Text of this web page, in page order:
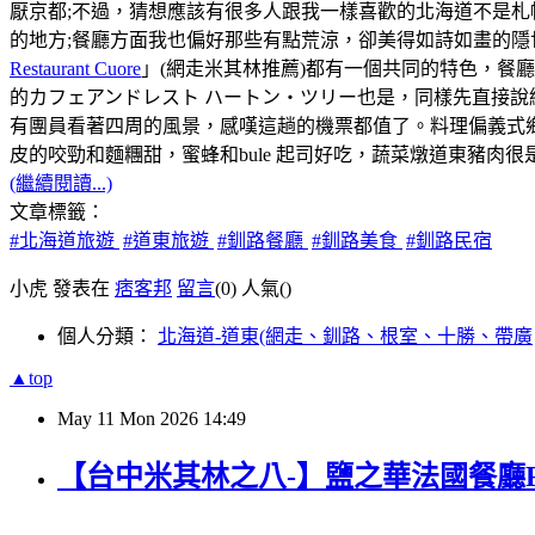
厭京都;不過，猜想應該有很多人跟我一樣喜歡的北海道不是
的地方;餐廳方面我也偏好那些有點荒涼，卻美得如詩如畫的
Restaurant Cuore 」(網走米其林推薦)都有一個共同的特色，餐
的カフェアンドレスト ハートン・ツリー也是，同樣先直接
有團員看著四周的風景，感嘆這趟的機票都值了。料理偏義
皮的咬勁和麵糰甜，蜜蜂和bule 起司好吃，蔬菜燉道東豬肉
(繼續閱讀...)
文章標籤：
#北海道旅遊 #道東旅遊 #釧路餐廳 #釧路美食 #釧路民宿
小虎 發表在 痞客邦 留言(0) 人氣()
個人分類： 北海道-道東(網走、釧路、根室、十勝、帶廣
▲top
May 11 Mon 2026 14:49
【台中米其林之八-】鹽之華法國餐